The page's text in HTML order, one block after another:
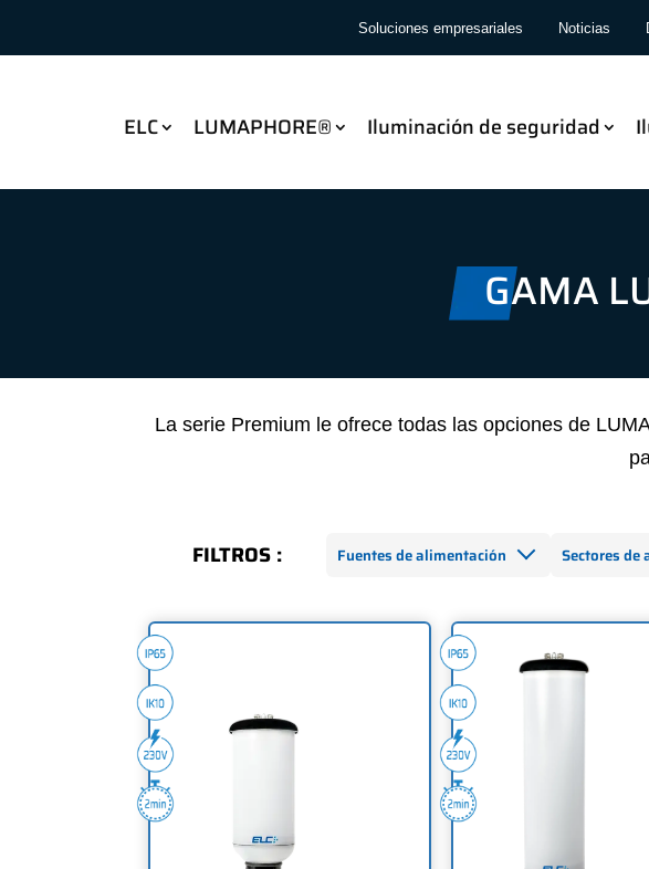
Soluciones empresariales Noticias
ELC LUMAPHORE® Iluminación de seguridad
GAMA
La serie Premium le ofrece todas las opciones de
FILTROS :